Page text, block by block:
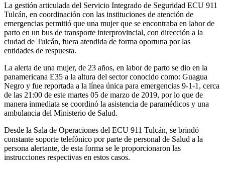
La gestión articulada del Servicio Integrado de Seguridad ECU 911
Tulcán, en coordinación con las instituciones de atención de
emergencias permitió que una mujer que se encontraba en labor de
parto en un bus de transporte interprovincial, con dirección a la
ciudad de Tulcán, fuera atendida de forma oportuna por las
entidades de respuesta.
La alerta de una mujer, de 23 años, en labor de parto se dio en la
panamericana E35 a la altura del sector conocido como: Guagua
Negro y fue reportada a la línea única para emergencias 9-1-1, cerca
de las 21:00 de este martes 05 de marzo de 2019, por lo que de
manera inmediata se coordinó la asistencia de paramédicos y una
ambulancia del Ministerio de Salud.
Desde la Sala de Operaciones del ECU 911 Tulcán, se brindó
constante soporte telefónico por parte de personal de Salud a la
persona alertante, de esta forma se le proporcionaron las
instrucciones respectivas en estos casos.